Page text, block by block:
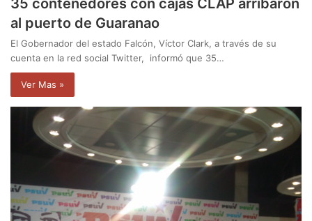
35 contenedores con cajas CLAP arribaron
al puerto de Guaranao
El Gobernador del estado Falcón, Víctor Clark, a través de su
cuenta en la red social Twitter, informó que 35…
Ver Mas »